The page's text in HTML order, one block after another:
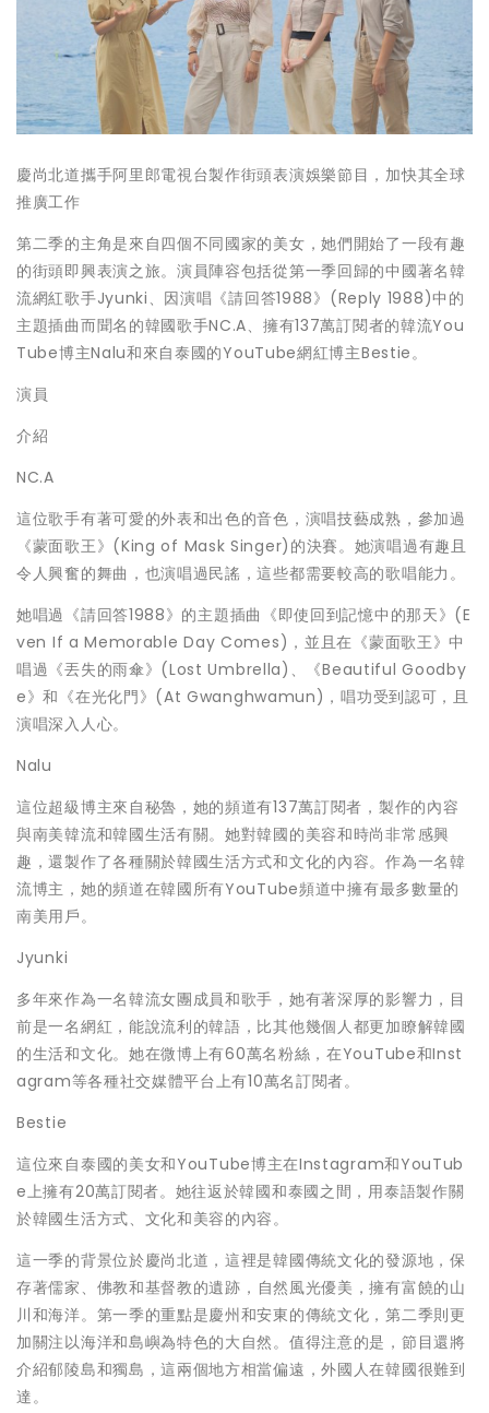
慶尚北道攜手阿里郎電視台製作街頭表演娛樂節目，加快其全球
推廣工作
第二季的主角是來自四個不同國家的美女，她們開始了一段有趣
的街頭即興表演之旅。演員陣容包括從第一季回歸的中國著名韓
流網紅歌手Jyunki、因演唱《請回答1988》(Reply 1988)中的
主題插曲而聞名的韓國歌手NC.A、擁有137萬訂閱者的韓流You
Tube博主Nalu和來自泰國的YouTube網紅博主Bestie。
演員
介紹
NC.A
這位歌手有著可愛的外表和出色的音色，演唱技藝成熟，參加過
《蒙面歌王》 (King of Mask Singer)的決賽。她演唱過有趣且
令人興奮的舞曲，也演唱過民謠，這些都需要較高的歌唱能力。
她唱過《請回答1988》的主題插曲《即使回到記憶中的那天》(E
ven If a Memorable Day Comes)，並且在《蒙面歌王》中
唱過《丟失的雨傘》(Lost Umbrella)、《Beautiful Goodby
e》和《在光化門》(At Gwanghwamun)，唱功受到認可，且
演唱深入人心。
Nalu
這位超級博主來自秘魯，她的頻道有137萬訂閱者，製作的內容
與南美韓流和韓國生活有關。她對韓國的美容和時尚非常感興
趣，還製作了各種關於韓國生活方式和文化的內容。作為一名韓
流博主，她的頻道在韓國所有YouTube頻道中擁有最多數量的
南美用戶。
Jyunki
多年來作為一名韓流女團成員和歌手，她有著深厚的影響力，目
前是一名網紅，能說流利的韓語，比其他幾個人都更加瞭解韓國
的生活和文化。她在微博上有60萬名粉絲，在YouTube和Inst
agram等各種社交媒體平台上有10萬名訂閱者。
Bestie
這位來自泰國的美女和YouTube博主在Instagram和YouTub
e上擁有20萬訂閱者。她往返於韓國和泰國之間，用泰語製作關
於韓國生活方式、文化和美容的內容。
這一季的背景位於慶尚北道，這裡是韓國傳統文化的發源地，保
存著儒家、佛教和基督教的遺跡，自然風光優美，擁有富饒的山
川和海洋。第一季的重點是慶州和安東的傳統文化，第二季則更
加關注以海洋和島嶼為特色的大自然。值得注意的是，節目還將
介紹郁陵島和獨島，這兩個地方相當偏遠，外國人在韓國很難到
達。